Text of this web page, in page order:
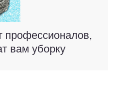
профессионалов,
вам уборку